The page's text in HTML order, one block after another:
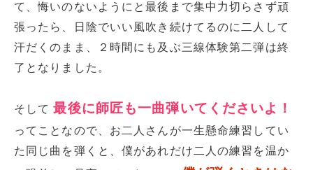
て、悔いのないようにと最後まで集中力切らさず頑
張ったら、日陰でいい風吹き続けてるのに二人して
汗だくのまま、２時間にも及ぶ三線体験第二弾は終
了となりました。
そして最後に師匠も一曲弾いてくださいよ！
ってことなので、お二人さんが一生懸命練習してい
た同じ曲を弾くと、僕があれだけ二人の練習を温か